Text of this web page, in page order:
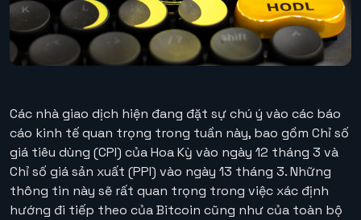
Các nhà giao dịch hiện đang đặt sự chú ý vào các báo
cáo kinh tế quan trọng trong tuần này, bao gồm Chỉ số
giá tiêu dùng (CPI) của Hoa Kỳ vào ngày 12 tháng 3 và
Chỉ số giá sản xuất (PPI) vào ngày 13 tháng 3. Những
thông tin này sẽ rất quan trọng trong việc xác định
hướng đi tiếp theo của Bitcoin cũng như của toàn bộ